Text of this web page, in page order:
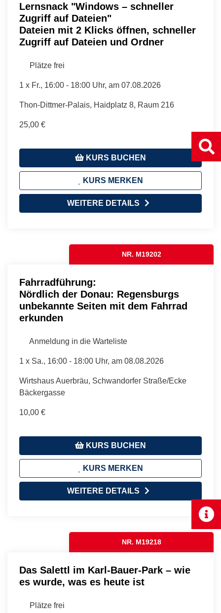
Lernsnack "Windows – schneller
Zugriff auf Dateien"
Dateien mit 2 Klicks öffnen, schneller
Zugriff auf Dateien und Ordner
Plätze frei
1 x Fr., 16:00 - 18:00 Uhr, am 07.08.2026
Thon-Dittmer-Palais, Haidplatz 8, Raum 216
25,00 €
KURS BUCHEN
KURS MERKEN
WEITERE DETAILS
NR. M19202
Fahrradführung:
Nördlich der Donau: Regensburgs
unbekannte Seiten mit dem Fahrrad
erkunden
Anmeldung in die Warteliste
1 x Sa., 16:00 - 18:00 Uhr, am 08.08.2026
Wirtshaus Auerbräu, Schwandorfer Straße/Ecke
Bäckergasse
10,00 €
KURS BUCHEN
KURS MERKEN
WEITERE DETAILS
NR. M19218
Das Salettl im Karl-Bauer-Park – wie
es wurde, was es heute ist
Plätze frei